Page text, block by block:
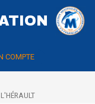
COMPTE